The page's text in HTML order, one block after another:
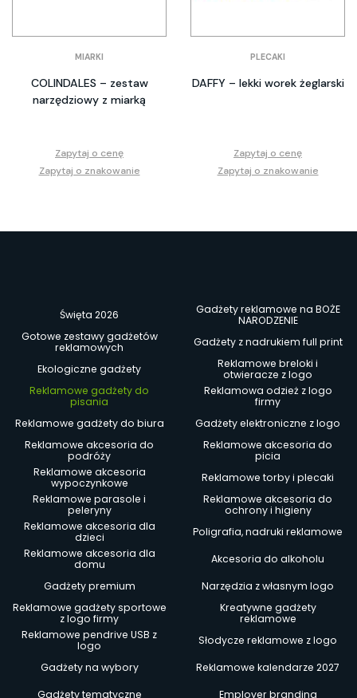
MIARKI
COLINDALES – zestaw
narzędziowy z miarką
Zapytaj o cenę
Zapytaj o znakowanie
PLECAKI
DAFFY – lekki worek żeglarski
Zapytaj o cenę
Zapytaj o znakowanie
Święta 2026
Gadżety reklamowe na BOŻE
NARODZENIE
Gotowe zestawy gadżetów
reklamowych
Gadżety z nadrukiem full print
Ekologiczne gadżety
Reklamowe breloki i
otwieracze z logo
Reklamowe gadżety do
pisania
Reklamowa odzież z logo
firmy
Reklamowe gadżety do biura
Gadżety elektroniczne z logo
Reklamowe akcesoria do
podróży
Reklamowe akcesoria do
picia
Reklamowe akcesoria
wypoczynkowe
Reklamowe torby i plecaki
Reklamowe parasole i
peleryny
Reklamowe akcesoria do
ochrony i higieny
Reklamowe akcesoria dla
dzieci
Poligrafia, nadruki reklamowe
Reklamowe akcesoria dla
domu
Akcesoria do alkoholu
Gadżety premium
Narzędzia z własnym logo
Reklamowe gadżety sportowe
z logo firmy
Kreatywne gadżety
reklamowe
Reklamowe pendrive USB z
logo
Słodycze reklamowe z logo
Gadżety na wybory
Reklamowe kalendarze 2027
Gadżety tematyczne
Employer branding